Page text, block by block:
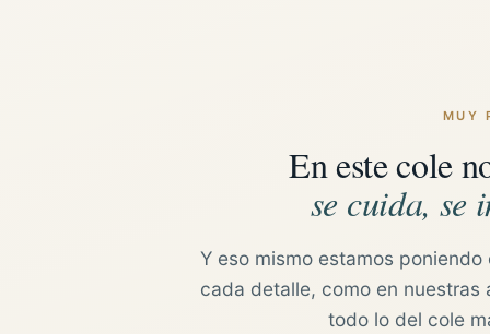
MUY
En este cole
se cuida, se
Y eso mismo estamos
cada detalle, como en nuestras
todo lo del cole